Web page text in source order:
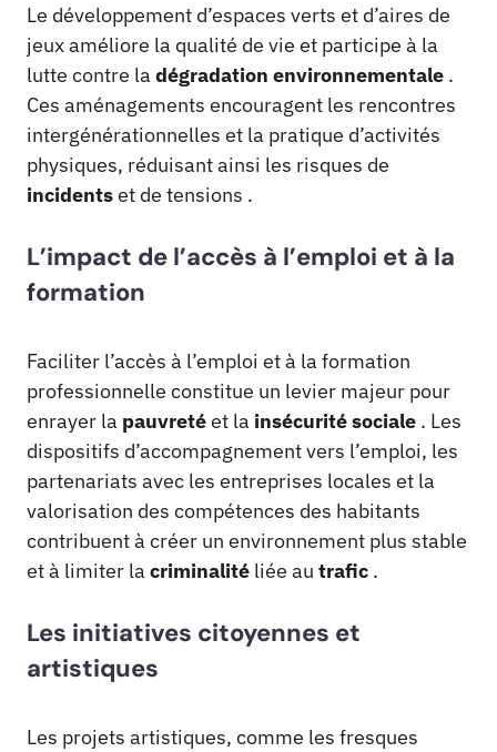
Le développement d’espaces verts et d’aires de
jeux améliore la qualité de vie et participe à la
lutte contre la dégradation environnementale .
Ces aménagements encouragent les rencontres
intergénérationnelles et la pratique d’activités
physiques, réduisant ainsi les risques de
incidentset de tensions .
L’impact de l’accès à l’emploi et à la
formation
Faciliter l’accès à l’emploi et à la formation
professionnelle constitue un levier majeur pour
enrayer la pauvretéet la insécurité sociale . Les
dispositifs d’accompagnement vers l’emploi, les
partenariats avec les entreprises locales et la
valorisation des compétences des habitants
contribuent à créer un environnement plus stable
et à limiter la criminalité liée au trafic .
Les initiatives citoyennes et
artistiques
Les projets artistiques, comme les fresques